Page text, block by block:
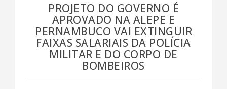
PROJETO DO GOVERNO É
APROVADO NA ALEPE E
PERNAMBUCO VAI EXTINGUIR
FAIXAS SALARIAIS DA POLÍCIA
MILITAR E DO CORPO DE
BOMBEIROS